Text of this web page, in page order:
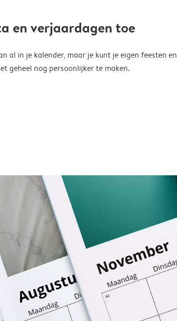
en verjaardagen toe
al in je kalender, maar je kunt je eigen feesten en
geheel nog persoonlijker te maken.